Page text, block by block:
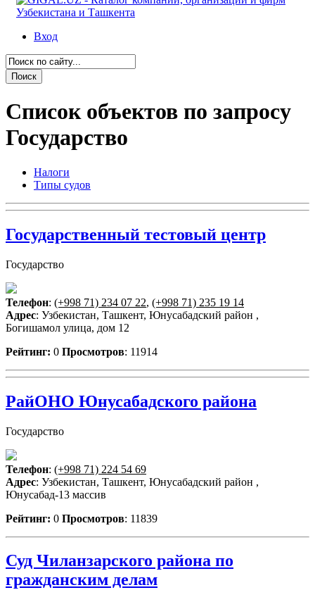
Вход
Список объектов по запросу
Государство
Налоги
Типы судов
Государственный тестовый центр
Государство
Телефон: (+998 71) 234 07 22, (+998 71) 235 19 14
Адрес: Узбекистан, Ташкент, Юнусабадский район ,
Богишамол улица, дом 12
Рейтинг: 0 Просмотров: 11914
РайОНО Юнусабадского района
Государство
Телефон: (+998 71) 224 54 69
Адрес: Узбекистан, Ташкент, Юнусабадский район ,
Юнусабад-13 массив
Рейтинг: 0 Просмотров: 11839
Суд Чиланзарского района по
гражданским делам